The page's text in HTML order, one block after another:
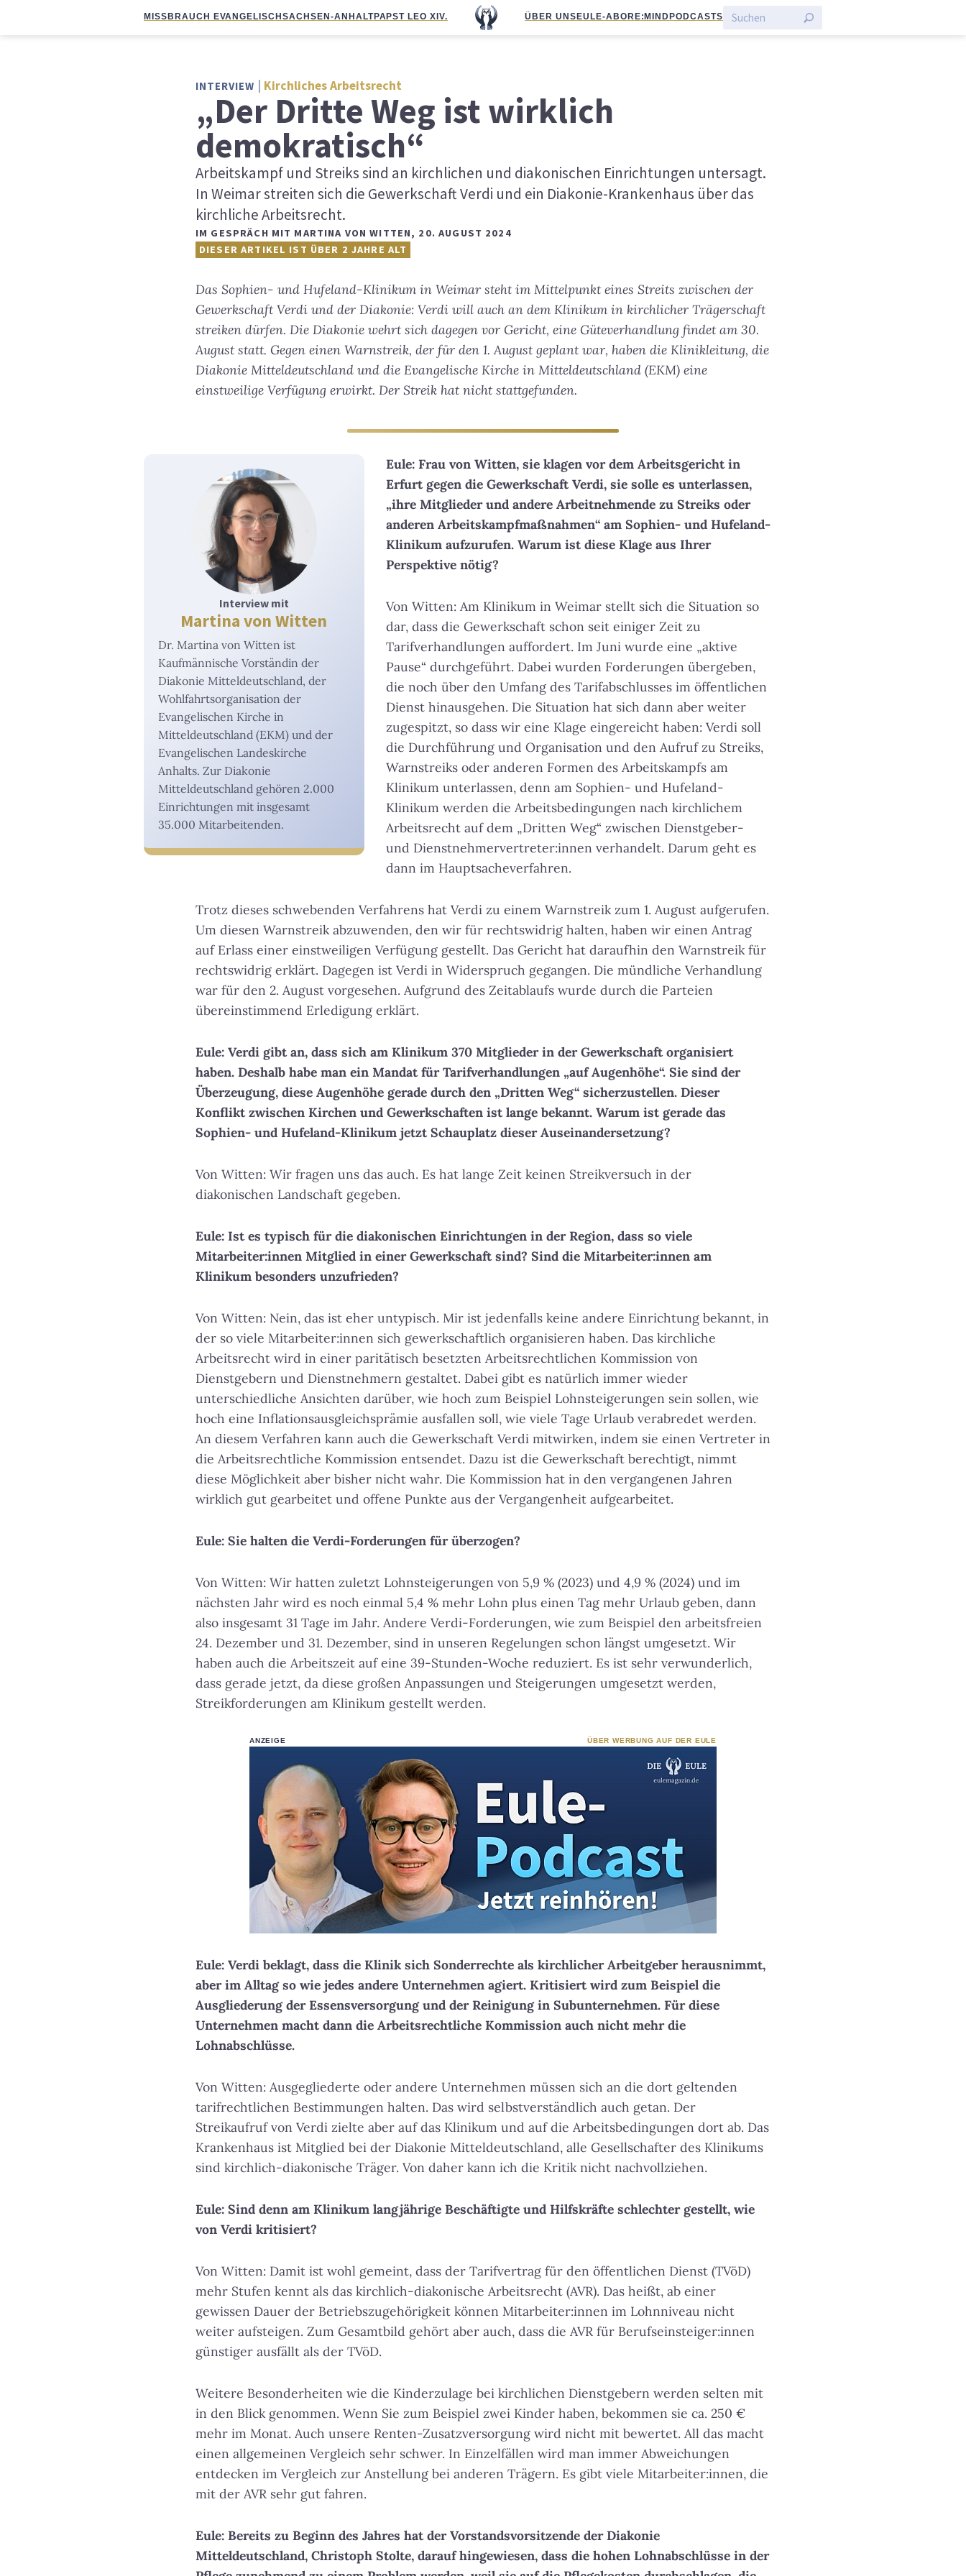
MISSBRAUCH EVANGELISCHSACHSEN-ANHALTPAPST LEO XIV. ÜBER UNS EULE-ABO RE:MIND PODCASTS
INTERVIEW Kirchliches Arbeitsrecht
„Der Dritte Weg ist wirklich
demokratisch“
Arbeitskampf und Streiks sind an kirchlichen und diakonischen Einrichtungen untersagt.
In Weimar streiten sich die Gewerkschaft Verdi und ein Diakonie-Krankenhaus über das
kirchliche Arbeitsrecht.
IM GESPRÄCH MIT MARTINA VON WITTEN, 20. AUGUST 2024
DIESER ARTIKEL IST ÜBER 2 JAHRE ALT
Das Sophien- und Hufeland-Klinikum in Weimar steht im Mittelpunkt eines Streits zwischen der
Gewerkschaft Verdi und der Diakonie: Verdi will auch an dem Klinikum in kirchlicher Trägerschaft
streiken dürfen. Die Diakonie wehrt sich dagegen vor Gericht, eine Güteverhandlung findet am 30.
August statt. Gegen einen Warnstreik, der für den 1. August geplant war, haben die Klinikleitung, die
Diakonie Mitteldeutschland und die Evangelische Kirche in Mitteldeutschland (EKM) eine
einstweilige Verfügung erwirkt. Der Streik hat nicht stattgefunden.
Interview mit
Martina von Witten
Dr. Martina von Witten ist
Kaufmännische Vorständin der
Diakonie Mitteldeutschland, der
Wohlfahrtsorganisation der
Evangelischen Kirche in
Mitteldeutschland (EKM) und der
Evangelischen Landeskirche
Anhalts. Zur Diakonie
Mitteldeutschland gehören 2.000
Einrichtungen mit insgesamt
35.000 Mitarbeitenden.
Eule: Frau von Witten, sie klagen vor dem Arbeitsgericht in
Erfurt gegen die Gewerkschaft Verdi, sie solle es unterlassen,
„ihre Mitglieder und andere Arbeitnehmende zu Streiks oder
anderen Arbeitskampfmaßnahmen“ am Sophien- und Hufeland-
Klinikum aufzurufen. Warum ist diese Klage aus Ihrer
Perspektive nötig?
Von Witten: Am Klinikum in Weimar stellt sich die Situation so
dar, dass die Gewerkschaft schon seit einiger Zeit zu
Tarifverhandlungen auffordert. Im Juni wurde eine „aktive
Pause“ durchgeführt. Dabei wurden Forderungen übergeben,
die noch über den Umfang des Tarifabschlusses im öffentlichen
Dienst hinausgehen. Die Situation hat sich dann aber weiter
zugespitzt, so dass wir eine Klage eingereicht haben: Verdi soll
die Durchführung und Organisation und den Aufruf zu Streiks,
Warnstreiks oder anderen Formen des Arbeitskampfs am
Klinikum unterlassen, denn am Sophien- und Hufeland-
Klinikum werden die Arbeitsbedingungen nach kirchlichem
Arbeitsrecht auf dem „Dritten Weg“ zwischen Dienstgeber-
und Dienstnehmervertreter:innen verhandelt. Darum geht es
dann im Hauptsacheverfahren.
Trotz dieses schwebenden Verfahrens hat Verdi zu einem Warnstreik zum 1. August aufgerufen.
Um diesen Warnstreik abzuwenden, den wir für rechtswidrig halten, haben wir einen Antrag
auf Erlass einer einstweiligen Verfügung gestellt. Das Gericht hat daraufhin den Warnstreik für
rechtswidrig erklärt. Dagegen ist Verdi in Widerspruch gegangen. Die mündliche Verhandlung
war für den 2. August vorgesehen. Aufgrund des Zeitablaufs wurde durch die Parteien
übereinstimmend Erledigung erklärt.
Eule: Verdi gibt an, dass sich am Klinikum 370 Mitglieder in der Gewerkschaft organisiert
haben. Deshalb habe man ein Mandat für Tarifverhandlungen „auf Augenhöhe“. Sie sind der
Überzeugung, diese Augenhöhe gerade durch den „Dritten Weg“ sicherzustellen. Dieser
Konflikt zwischen Kirchen und Gewerkschaften ist lange bekannt. Warum ist gerade das
Sophien- und Hufeland-Klinikum jetzt Schauplatz dieser Auseinandersetzung?
Von Witten: Wir fragen uns das auch. Es hat lange Zeit keinen Streikversuch in der
diakonischen Landschaft gegeben.
Eule: Ist es typisch für die diakonischen Einrichtungen in der Region, dass so viele
Mitarbeiter:innen Mitglied in einer Gewerkschaft sind? Sind die Mitarbeiter:innen am
Klinikum besonders unzufrieden?
Von Witten: Nein, das ist eher untypisch. Mir ist jedenfalls keine andere Einrichtung bekannt, in
der so viele Mitarbeiter:innen sich gewerkschaftlich organisieren haben. Das kirchliche
Arbeitsrecht wird in einer paritätisch besetzten Arbeitsrechtlichen Kommission von
Dienstgebern und Dienstnehmern gestaltet. Dabei gibt es natürlich immer wieder
unterschiedliche Ansichten darüber, wie hoch zum Beispiel Lohnsteigerungen sein sollen, wie
hoch eine Inflationsausgleichsprämie ausfallen soll, wie viele Tage Urlaub verabredet werden.
An diesem Verfahren kann auch die Gewerkschaft Verdi mitwirken, indem sie einen Vertreter in
die Arbeitsrechtliche Kommission entsendet. Dazu ist die Gewerkschaft berechtigt, nimmt
diese Möglichkeit aber bisher nicht wahr. Die Kommission hat in den vergangenen Jahren
wirklich gut gearbeitet und offene Punkte aus der Vergangenheit aufgearbeitet.
Eule: Sie halten die Verdi-Forderungen für überzogen?
Von Witten: Wir hatten zuletzt Lohnsteigerungen von 5,9 % (2023) und 4,9 % (2024) und im
nächsten Jahr wird es noch einmal 5,4 % mehr Lohn plus einen Tag mehr Urlaub geben, dann
also insgesamt 31 Tage im Jahr. Andere Verdi-Forderungen, wie zum Beispiel den arbeitsfreien
24. Dezember und 31. Dezember, sind in unseren Regelungen schon längst umgesetzt. Wir
haben auch die Arbeitszeit auf eine 39-Stunden-Woche reduziert. Es ist sehr verwunderlich,
dass gerade jetzt, da diese großen Anpassungen und Steigerungen umgesetzt werden,
Streikforderungen am Klinikum gestellt werden.
ANZEIGE ÜBER WERBUNG AUF DER EULE
Eule: Verdi beklagt, dass die Klinik sich Sonderrechte als kirchlicher Arbeitgeber herausnimmt,
aber im Alltag so wie jedes andere Unternehmen agiert. Kritisiert wird zum Beispiel die
Ausgliederung der Essensversorgung und der Reinigung in Subunternehmen. Für diese
Unternehmen macht dann die Arbeitsrechtliche Kommission auch nicht mehr die
Lohnabschlüsse.
Von Witten: Ausgegliederte oder andere Unternehmen müssen sich an die dort geltenden
tarifrechtlichen Bestimmungen halten. Das wird selbstverständlich auch getan. Der
Streikaufruf von Verdi zielte aber auf das Klinikum und auf die Arbeitsbedingungen dort ab. Das
Krankenhaus ist Mitglied bei der Diakonie Mitteldeutschland, alle Gesellschafter des Klinikums
sind kirchlich-diakonische Träger. Von daher kann ich die Kritik nicht nachvollziehen.
Eule: Sind denn am Klinikum langjährige Beschäftigte und Hilfskräfte schlechter gestellt, wie
von Verdi kritisiert?
Von Witten: Damit ist wohl gemeint, dass der Tarifvertrag für den öffentlichen Dienst (TVöD)
mehr Stufen kennt als das kirchlich-diakonische Arbeitsrecht (AVR). Das heißt, ab einer
gewissen Dauer der Betriebszugehörigkeit können Mitarbeiter:innen im Lohnniveau nicht
weiter aufsteigen. Zum Gesamtbild gehört aber auch, dass die AVR für Berufseinsteiger:innen
günstiger ausfällt als der TVöD.
Weitere Besonderheiten wie die Kinderzulage bei kirchlichen Dienstgebern werden selten mit
in den Blick genommen. Wenn Sie zum Beispiel zwei Kinder haben, bekommen sie ca. 250 €
mehr im Monat. Auch unsere Renten-Zusatzversorgung wird nicht mit bewertet. All das macht
einen allgemeinen Vergleich sehr schwer. In Einzelfällen wird man immer Abweichungen
entdecken im Vergleich zur Anstellung bei anderen Trägern. Es gibt viele Mitarbeiter:innen, die
mit der AVR sehr gut fahren.
Eule: Bereits zu Beginn des Jahres hat der Vorstandsvorsitzende der Diakonie
Mitteldeutschland, Christoph Stolte, darauf hingewiesen, dass die hohen Lohnabschlüsse in der